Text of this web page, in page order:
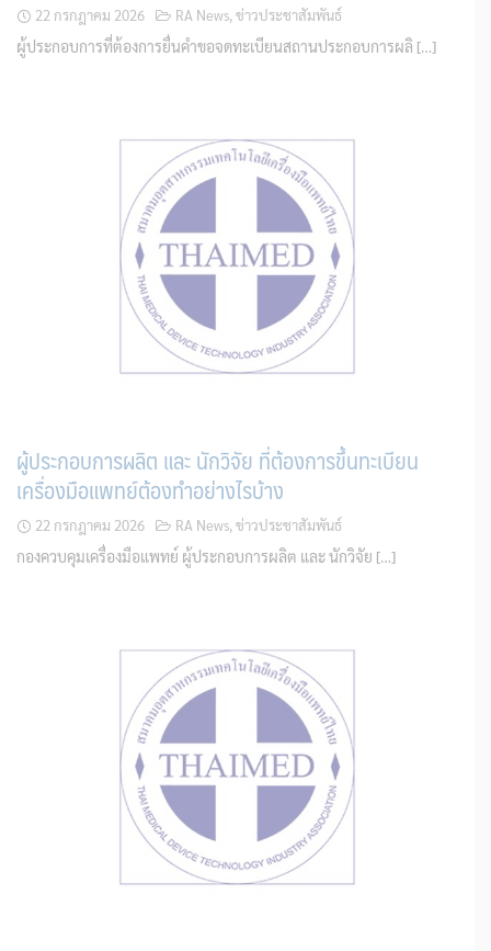
22 กรกฎาคม 2026 RA News, ข่าวประชาสัมพันธ์
ผู้ประกอบการที่ต้องการยื่นคำขอจดทะเบียนสถานประกอบการผลิ […]
ผู้ประกอบการผลิต และ นักวิจัย ที่ต้องการขึ้นทะเบียน
เครื่องมือแพทย์ต้องทำอย่างไรบ้าง
22 กรกฎาคม 2026 RA News,ข่าวประชาสัมพันธ์
กองควบคุมเครื่องมือแพทย์ ผู้ประกอบการผลิต และ นักวิจัย […]